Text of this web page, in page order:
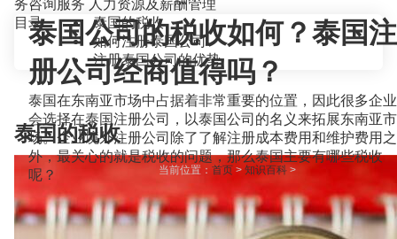
务咨询服务 人力资源及薪酬管理
当前位置： 首页> 知识百科>
泰国公司的税收如何？泰国注
册公司经商值得吗？
泰国在东南亚市场中占据着非常重要的位置，因此很多企业
会选择在泰国注册公司，以泰国公司的名义来拓展东南亚市
场。企业境外注册公司除了了解注册成本费用和维护费用之
外，最关心的就是税收的问题，那么泰国主要有哪些税收
呢？
目录
泰国的税收
如何注册泰国公司
注册泰国公司的优势
泰国的税收